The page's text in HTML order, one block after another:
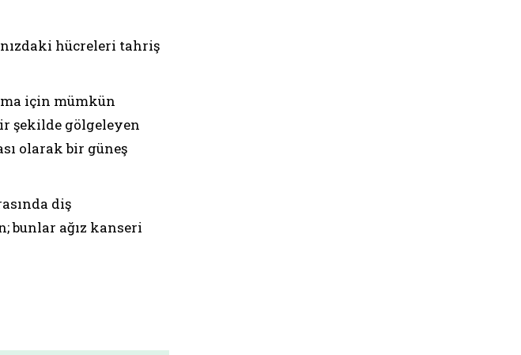
hücreleri tahriş
için mümkün
şekilde gölgeleyen
olarak bir güneş
diş
bunlar ağız kanseri